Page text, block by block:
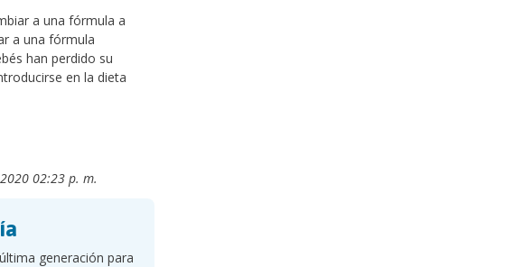
a una fórmula a
a una fórmula
han perdido su
en la dieta
02:23 p. m.
generación para